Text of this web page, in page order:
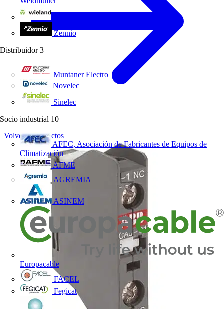
Zennio
Distribuidor 3
Muntaner Electro
Novelec
Sinelec
Socio industrial 10
AFEC, Asociación de Fabricantes de Equipos de
Climatización
AFME
AGREMIA
ASINEM
Europacable
FACEL
Fegicat
Volver a Productos